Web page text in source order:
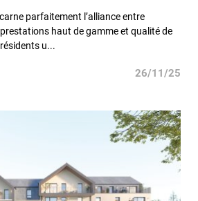
parfaitement l’alliance entre
haut de gamme et qualité de
u...
26/11/25